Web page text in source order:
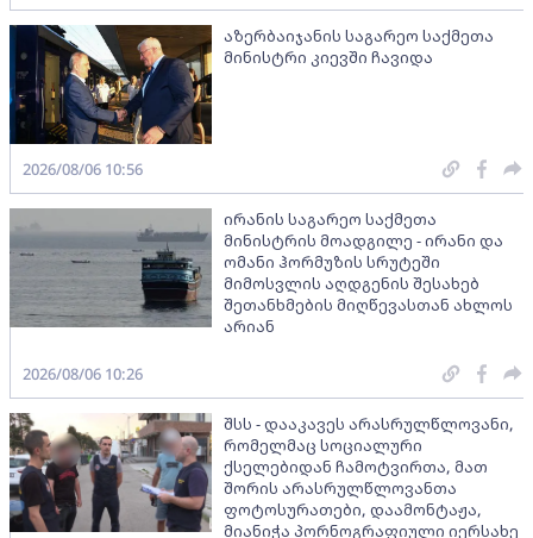
აზერბაიჯანის საგარეო საქმეთა
მინისტრი კიევში ჩავიდა
2026/08/06 10:56
ირანის საგარეო საქმეთა
მინისტრის მოადგილე - ირანი და
ომანი ჰორმუზის სრუტეში
მიმოსვლის აღდგენის შესახებ
შეთანხმების მიღწევასთან ახლოს
არიან
2026/08/06 10:26
შსს - დააკავეს არასრულწლოვანი,
რომელმაც სოციალური
ქსელებიდან ჩამოტვირთა, მათ
შორის არასრულწლოვანთა
ფოტოსურათები, დაამონტაჟა,
მიანიჭა პორნოგრაფიული იერსახე